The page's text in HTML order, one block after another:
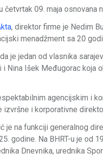
četvrtak 09. maja osnovana
, direktor firme je Nedim
menadžment sa 20
je jedan od vlasnika
Nina Išek Međugorac koja
agencijskim i
izvršne i korporativne
je na funkciji generalnog
godine. Na BHRT-u je od
Dnevnika, urednika